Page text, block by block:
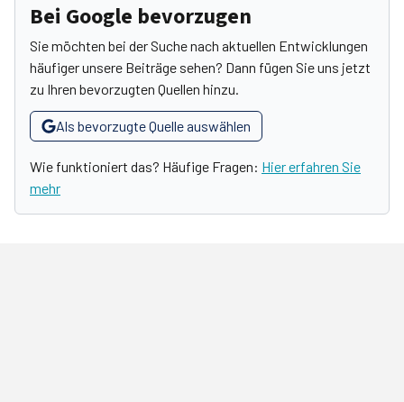
Bei Google bevorzugen
Sie möchten bei der Suche nach aktuellen Entwicklungen
häufiger unsere Beiträge sehen? Dann fügen Sie uns jetzt
zu Ihren bevorzugten Quellen hinzu.
Als bevorzugte Quelle auswählen
Wie funktioniert das? Häufige Fragen: Hier erfahren Sie
mehr